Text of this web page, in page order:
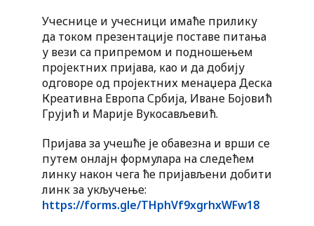
Учеснице и учесници имаће прилику
да током презентације поставе питања
у вези са припремом и подношењем
пројектних пријава, као и да добију
одговоре од пројектних менаџера Деска
Креативна Европа Србија, Иване Бојовић
Грујић и Марије Вукосављевић.
Пријава за учешће је обавезна и врши се
путем онлајн формулара на следећем
линку након чега ће пријављени добити
линк за укључење:
https://forms.gle/THphVf9xgrhxWFw18